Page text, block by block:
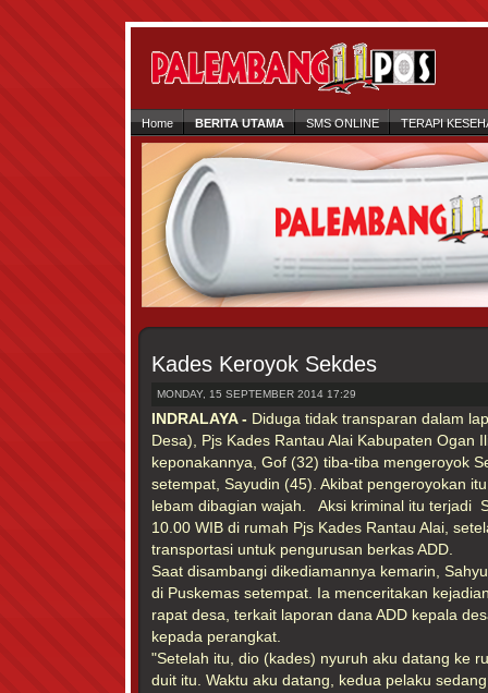
Home BERITA UTAMA SMS ONLINE TERAPI
Kades Keroyok Sekdes
MONDAY, 15 SEPTEMBER 2014 17:29
INDRALAYA - Diduga tidak transparan dalam
Desa), Pjs Kades Rantau Alai Kabupaten Ogan
keponakannya, Gof (32) tiba-tiba mengeroyok
setempat, Sayudin (45). Akibat pengeroyokan
lebam dibagian wajah. Aksi kriminal itu terjadi
10.00 WIB di rumah Pjs Kades Rantau Alai,
transportasi untuk pengurusan berkas ADD.
Saat disambangi dikediamannya kemarin,
di Puskemas setempat. Ia menceritakan
rapat desa, terkait laporan dana ADD kepala
kepada perangkat.
"Setelah itu, dio (kades) nyuruh aku datang ke
duit itu. Waktu aku datang, kedua pelaku